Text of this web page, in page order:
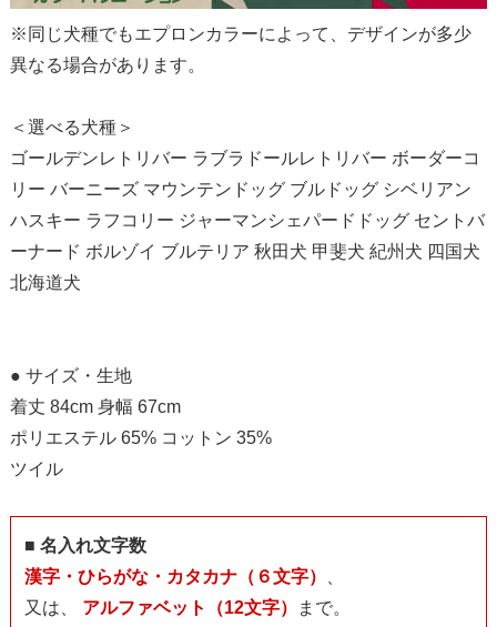
※同じ犬種でもエプロンカラーによって、デザインが多少
異なる場合があります。
＜選べる犬種＞
ゴールデンレトリバー ラブラドールレトリバー ボーダーコ
リー バーニーズ マウンテンドッグ ブルドッグ シベリアン
ハスキー ラフコリー ジャーマンシェパードドッグ セントバ
ーナード ボルゾイ ブルテリア 秋田犬 甲斐犬 紀州犬 四国犬
北海道犬
● サイズ・生地
着丈 84cm 身幅 67cm
ポリエステル 65% コットン 35%
ツイル
■ 名入れ文字数
漢字・ひらがな・カタカナ（６文字）
又は、 アルファベット（12文字）
まで。